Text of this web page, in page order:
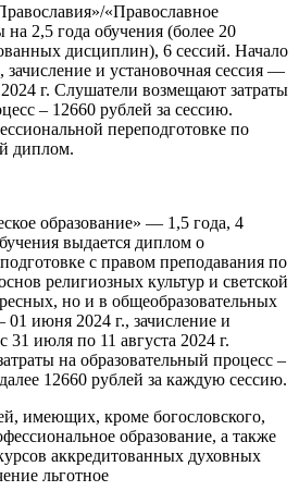
«Православное
на 2,5 года обучения (более 20
дисциплин), 6 сессий. Начало
и установочная сессия —
г. Слушатели возмещают затраты
– 12660 рублей за сессию.
переподготовке по
диплом.
образование» — 1,5 года, 4
выдается диплом о
с правом преподавания по
религиозных культур и светской
но и в общеобразовательных
01 июня 2024 г., зачисление и
31 июля по 11 августа 2024 г.
на образовательный процесс –
12660 рублей за каждую сессию.
имеющих, кроме богословского,
образование, а также
аккредитованных духовных
льготное